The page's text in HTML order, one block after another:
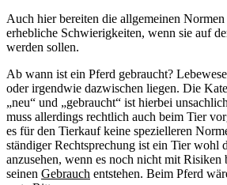
Auch hier bereiten die allgemeinen
erhebliche Schwierigkeiten, wenn sie auf
werden sollen.
Ab wann ist ein Pferd gebraucht?
oder irgendwie dazwischen liegen. Die
„neu“ und „gebraucht“ ist hierbei
muss allerdings rechtlich auch beim Tier
es für den Tierkauf keine spezielleren
ständiger Rechtsprechung ist ein Tier wohl
anzusehen, wenn es noch nicht mit Risiken
seinen Gebrauch entstehen. Beim Pferd